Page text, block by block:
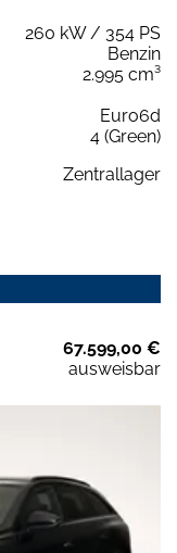
260 kW / 354 PS
Benzin
2.995 cm³
Euro6d
4 (Green)
Zentrallager
67.599,00 €
ausweisbar